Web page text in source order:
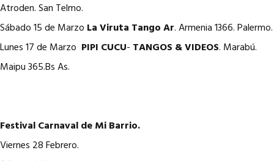
Atroden. San Telmo.
Sábado 15 de Marzo La Viruta Tango Ar. Armenia 1366. Palermo.
Lunes 17 de Marzo PIPI CUCU- TANGOS & VIDEOS. Marabú.
Maipu 365.Bs As.
Festival Carnaval de Mi Barrio.
Viernes 28 Febrero.